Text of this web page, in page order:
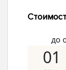
до
01